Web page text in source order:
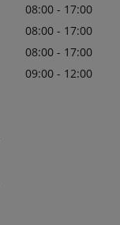
08:00 - 17:00
08:00 - 17:00
08:00 - 17:00
09:00 - 12:00